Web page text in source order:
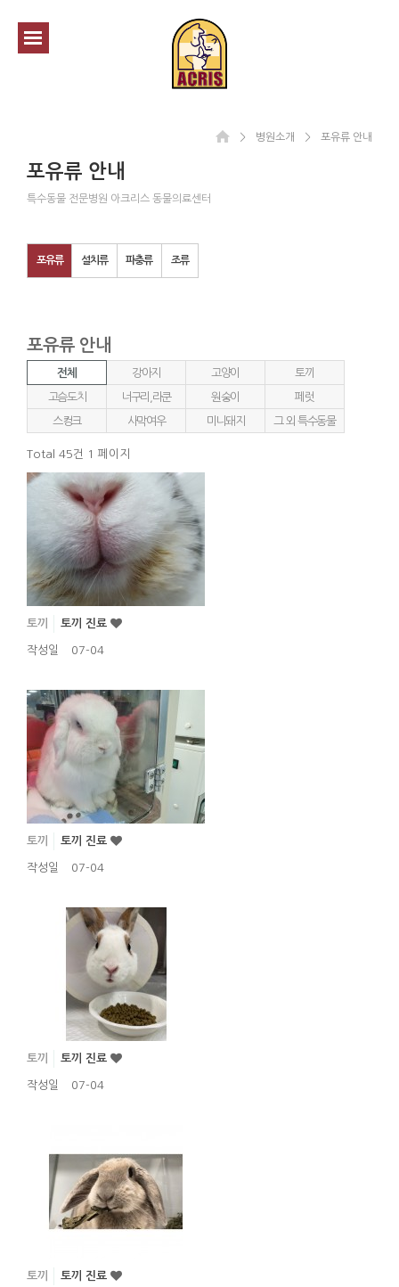
포유류 안내
특수동물 전문병원 아크리스 동물의료센터
＞ 병원소개 ＞ 포유류 안내
포유류 설치류 파충류 조류
포유류 안내
전체 강아지 고양이 토끼
고슴도치 너구리,라쿤 원숭이 페럿
스컹크 사막여우 미니돼지 그 외 특수동물
Total 45건 1 페이지
토끼 토끼 진료
작성일 07-04
토끼 토끼 진료
작성일 07-04
토끼 토끼 진료
작성일 07-04
토끼 토끼 진료